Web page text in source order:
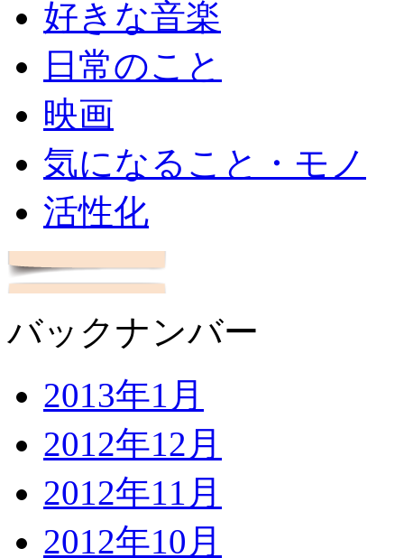
好きな音楽
日常のこと
映画
気になること・モノ
活性化
バックナンバー
2013年1月
2012年12月
2012年11月
2012年10月